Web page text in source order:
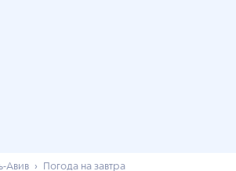
Авив Погода на завтра